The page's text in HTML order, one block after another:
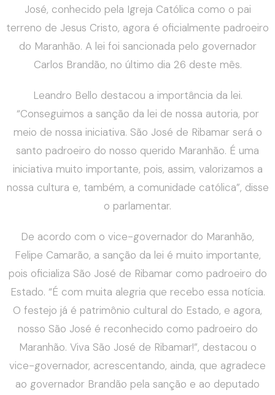
José, conhecido pela Igreja Católica como o pai
terreno de Jesus Cristo, agora é oficialmente padroeiro
do Maranhão. A lei foi sancionada pelo governador
Carlos Brandão, no último dia 26 deste mês.
Leandro Bello destacou a importância da lei.
“Conseguimos a sanção da lei de nossa autoria, por
meio de nossa iniciativa. São José de Ribamar será o
santo padroeiro do nosso querido Maranhão. É uma
iniciativa muito importante, pois, assim, valorizamos a
nossa cultura e, também, a comunidade católica”, disse
o parlamentar.
De acordo com o vice-governador do Maranhão,
Felipe Camarão, a sanção da lei é muito importante,
pois oficializa São José de Ribamar como padroeiro do
Estado. “É com muita alegria que recebo essa notícia.
O festejo já é patrimônio cultural do Estado, e agora,
nosso São José é reconhecido como padroeiro do
Maranhão. Viva São José de Ribamar!”, destacou o
vice-governador, acrescentando, ainda, que agradece
ao governador Brandão pela sanção e ao deputado